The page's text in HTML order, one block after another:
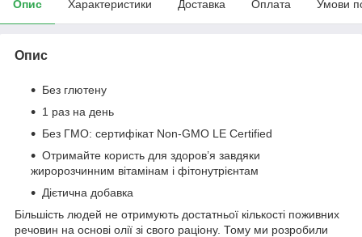
Опис Характеристики Доставка Оплата Умови
Опис
Без глютену
1 раз на день
Без ГМО: сертифікат Non-GMO LE Certified
Отримайте користь для здоров’я завдяки
жиророзчинним вітамінам і фітонутрієнтам
Дієтична добавка
Більшість людей не отримують достатньої кількості поживних
речовин на основі олії зі свого раціону. Тому ми розробили